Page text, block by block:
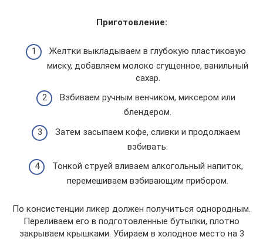
Приготовление:
Желтки выкладываем в глубокую пластиковую
миску, добавляем молоко сгущенное, ванильный
сахар.
Взбиваем ручным венчиком, миксером или
блендером.
Затем засыпаем кофе, сливки и продолжаем
взбивать.
Тонкой струей вливаем алкогольный напиток,
перемешиваем взбивающим прибором.
По консистенции ликер должен получиться однородным.
Переливаем его в подготовленные бутылки, плотно
закрываем крышками. Убираем в холодное место на 3